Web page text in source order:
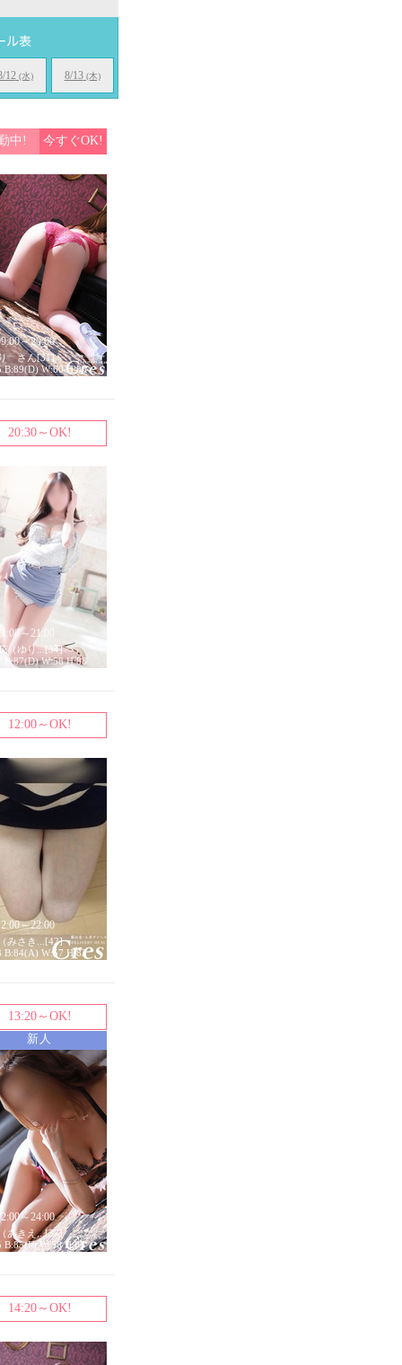
12 (水) 8/13(木)
中! 今すぐOK!
～20:00
さん[31]
B:89(D) W:60 H:88
20:30～OK!
～21:00
（ゆり...[34]
B:87(D) W:58 H:88
12:00～OK!
～22:00
みさき...[42]
B:84(A) W:57 H:83
13:20～OK!
新人
～24:00
あきえ...[37]
B:85(F) W:58 H:85
14:20～OK!